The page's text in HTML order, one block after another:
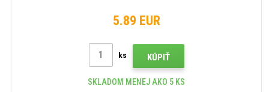
5.89 EUR
ks KÚPIŤ
SKLADOM MENEJ AKO 5 KS